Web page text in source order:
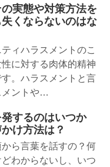
実態や対策方法を
くならないのはな
ィハラスメントのこ
に対する肉体的精神
。ハラスメントと言
メントや…
するのはいつか
け方法は？
ら言葉を話すの？何
わからないし、いつ